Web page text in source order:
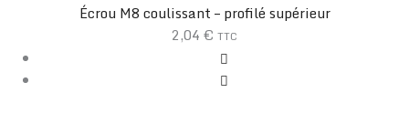
Écrou M8 coulissant – profilé supérieur
2,04 € TTC